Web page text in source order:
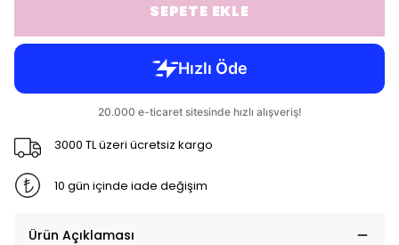
SEPETE EKLE
3000 TL üzeri ücretsiz kargo
10 gün içinde iade değişim
Ürün Açıklaması